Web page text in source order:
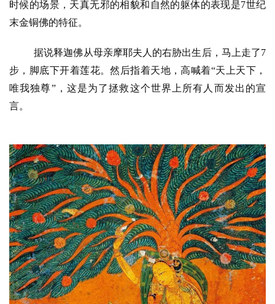
时候的场景，天真无邪的相貌和自然的躯体的表现是7世纪
末金铜佛的特征。
据说释迦佛从母亲摩耶夫人的右胁出生后，马上走了7
步，脚底下开着莲花。然后指着天地，高喊着“天上天下，
唯我独尊”，这是为了拯救这个世界上所有人而发出的宣
言。